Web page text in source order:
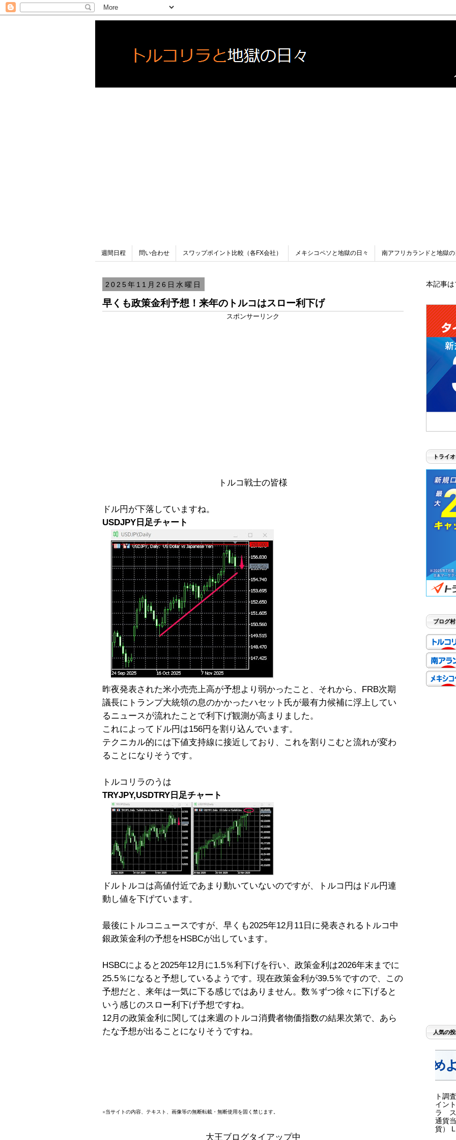
週間日程 問い合わせ スワップポイント比較（各FX会社） メキシコペソと地獄の日々 南アフリカランドと地獄
2025年11月26日水曜日
早くも政策金利予想！来年のトルコはスロー利下げ
スポンサーリンク
トルコ戦士の皆様
ドル円が下落していますね。
USDJPY日足チャート
昨夜発表された米小売売上高が予想より弱かったこと、それから、FRB次期
議長にトランプ大統領の息のかかったハセット氏が最有力候補に浮上してい
るニュースが流れたことで利下げ観測が高まりました。
これによってドル円は156円を割り込んでいます。
テクニカル的には下値支持線に接近しており、これを割りこむと流れが変わ
ることになりそうです。
トルコリラのうは
TRYJPY,USDTRY日足チャート
ドルトルコは高値付近であまり動いていないのですが、トルコ円はドル円連
動し値を下げています。
最後にトルコニュースですが、早くも2025年12月11日に発表されるトルコ中
銀政策金利の予想をHSBCが出しています。
HSBCによると2025年12月に1.5％利下げを行い、政策金利は2026年末までに
25.5％になると予想しているようです。現在政策金利が39.5％ですので、この
予想だと、来年は一気に下る感じではありません。数％ずつ徐々に下げると
いう感じのスロー利下げ予想ですね。
12月の政策金利に関しては来週のトルコ消費者物価指数の結果次第で、あら
たな予想が出ることになりそうですね。
※当サイトの内容、テキスト、画像等の無断転載・無断使用を固く禁じます。
大王ブログタイアップ中
本記事
トライ
ブログ村
人気の
ト調
イン
ラ ス
通貨
貨）